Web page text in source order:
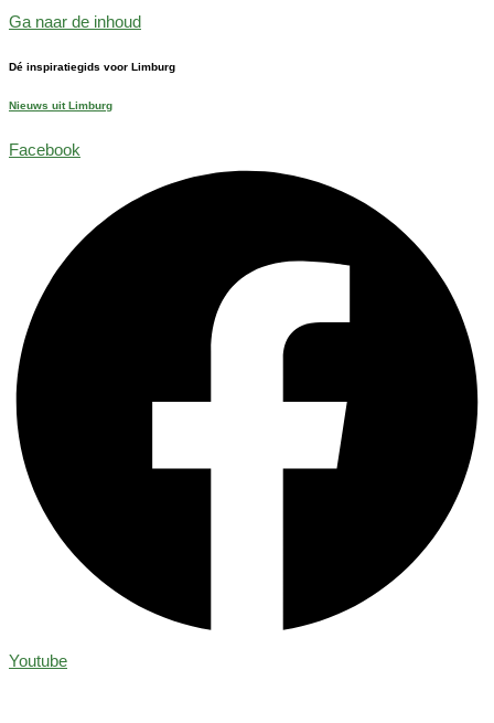
Ga naar de inhoud
Dé inspiratiegids voor Limburg
Nieuws uit Limburg
Facebook
Youtube